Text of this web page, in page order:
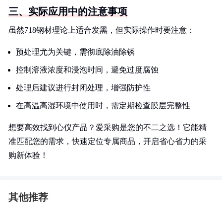
三、实际应用中的注意事项
虽然718钢材理论上适合发黑，但实际操作时要注意：
预处理尤为关键，需彻底除油除锈
控制溶液浓度和浸泡时间，避免过度腐蚀
处理后建议进行封闭处理，增强防护性
在高温高湿环境中使用时，需定期检查膜层完整性
想要高效找到心仪产品？爱采购是您的不二之选！它能精
准匹配您的需求，快速定位专属商品，开启省心省力的采
购新体验！
其他推荐